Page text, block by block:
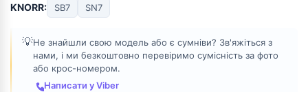
KNORR: SB7 SN7
💡Не знайшли свою модель або є сумніви? Зв'яжіться з
нами, і ми безкоштовно перевіримо сумісність за фото
або крос-номером.
Написати у Viber